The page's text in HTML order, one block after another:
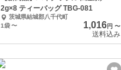
2g×8 ティーバッグ TBG-081
茨城県結城郡八千代町
1袋 〜 1,016円〜
送料込み